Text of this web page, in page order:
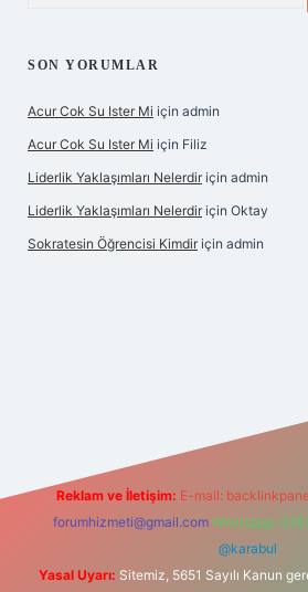
SON YORUMLAR
Acur Cok Su Ister Mi için admin
Acur Cok Su Ister Mi için Filiz
Liderlik Yaklaşımları Nelerdir için admin
Liderlik Yaklaşımları Nelerdir için Oktay
Sokratesin Öğrencisi Kimdir için admin
Reklam ve İletişim: E-mail:
forumhizmeti@gmail.com Whatsapp:
@karabul
Yasal Uyarı: Sitemiz, 5651 Sayılı Kanun